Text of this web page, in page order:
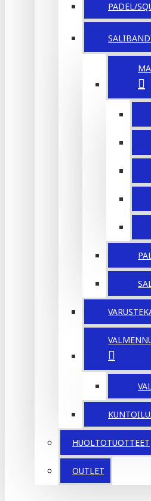
PADEL/
HUOLTOTUOTTEET
OUTLET